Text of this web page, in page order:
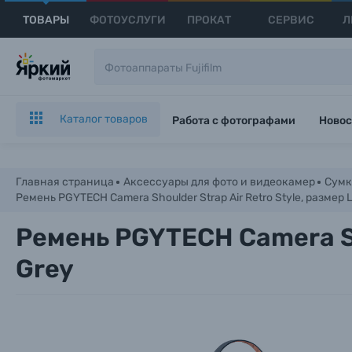
ТОВАРЫ ФОТОУСЛУГИ ПРОКАТ СЕРВИС
Каталог товаров Работа с фотографами
Главная страница Аксессуары для фото и видеокамер
Ремень PGYTECH Camera Shoulder Strap Air Retro Style, размер
Ремень PGYTECH
Grey